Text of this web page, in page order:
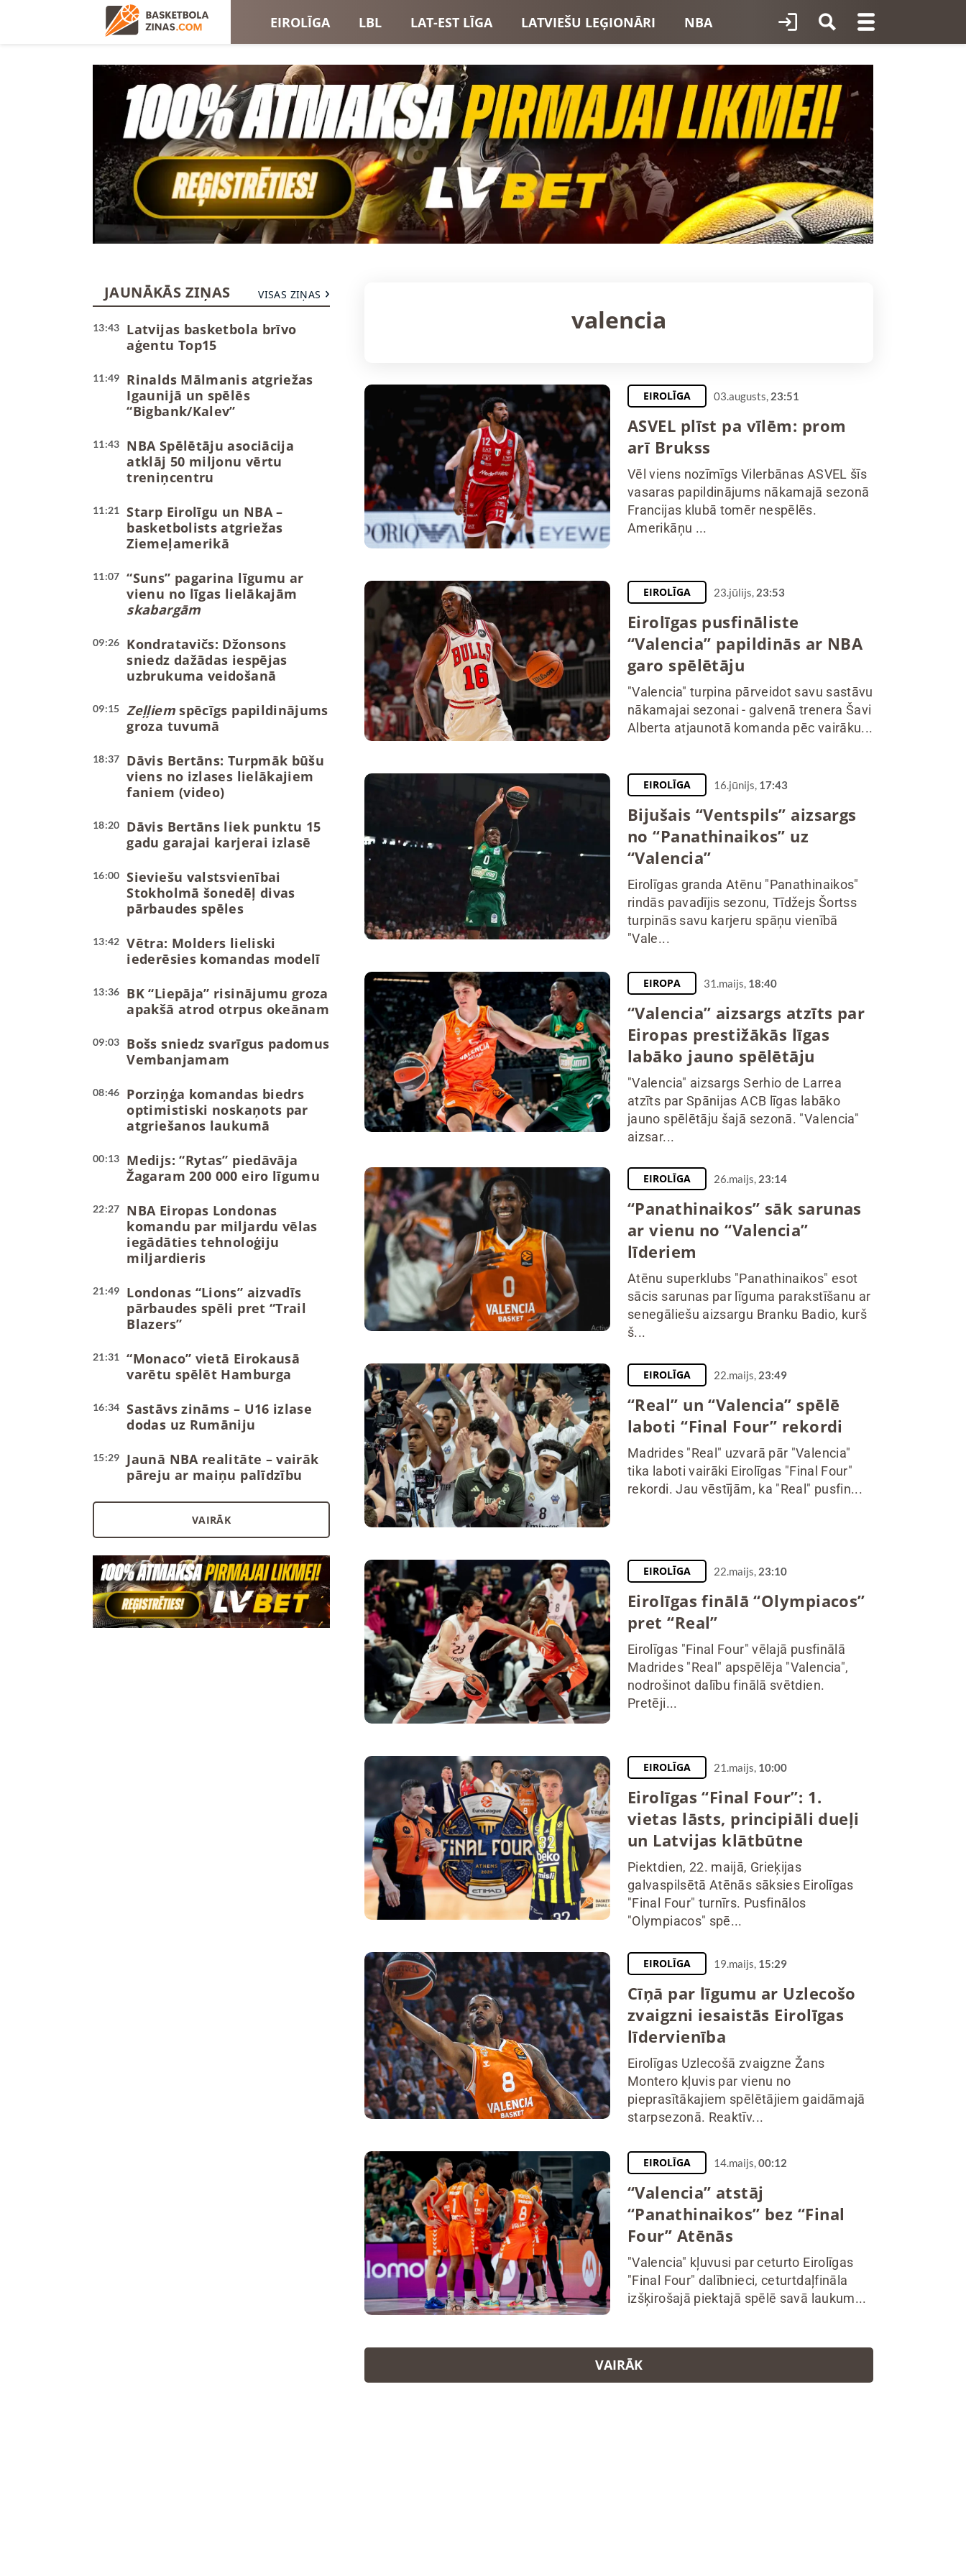
EIROLĪGA LBL LAT-EST LĪGA LATVIEŠU LEĢIONĀRI NBA
EIROKAUSI LATVIJAS IZLASE
JAUNĀKĀS ZIŅAS VISAS ZIŅAS
13:43
Latvijas basketbola brīvo
aģentu Top15
11:49
Rinalds Mālmanis atgriežas
Igaunijā un spēlēs
“Bigbank/Kalev”
11:43
NBA Spēlētāju asociācija
atklāj 50 miljonu vērtu
treniņcentru
11:21
Starp Eirolīgu un NBA –
basketbolists atgriežas
Ziemeļamerikā
11:07
“Suns” pagarina līgumu ar
vienu no līgas lielākajām
skabargām
09:26
Kondratavičs: Džonsons
sniedz dažādas iespējas
uzbrukuma veidošanā
09:15 Zeļļiemspēcīgs papildinājums
groza tuvumā
18:37
Dāvis Bertāns: Turpmāk būšu
viens no izlases lielākajiem
faniem (video)
18:20
Dāvis Bertāns liek punktu 15
gadu garajai karjerai izlasē
16:00
Sieviešu valstsvienībai
Stokholmā šonedēļ divas
pārbaudes spēles
13:42
Vētra: Molders lieliski
iederēsies komandas modelī
13:36
BK “Liepāja” risinājumu groza
apakšā atrod otrpus okeānam
09:03
Bošs sniedz svarīgus padomus
Vembanjamam
08:46
Porziņģa komandas biedrs
optimistiski noskaņots par
atgriešanos laukumā
00:13
Medijs: “Rytas” piedāvāja
Žagaram 200 000 eiro līgumu
22:27
NBA Eiropas Londonas
komandu par miljardu vēlas
iegādāties tehnoloģiju
miljardieris
21:49
Londonas “Lions” aizvadīs
pārbaudes spēli pret “Trail
Blazers”
21:31
“Monaco” vietā Eirokausā
varētu spēlēt Hamburga
16:34
Sastāvs zināms – U16 izlase
dodas uz Rumāniju
15:29
Jaunā NBA realitāte – vairāk
pāreju ar maiņu palīdzību
VAIRĀK
valencia
EIROLĪGA 03.augusts, 23:51
ASVEL plīst pa vīlēm: prom
arī Brukss
Vēl viens nozīmīgs Vilerbānas ASVEL šīs
vasaras papildinājums nākamajā sezonā
Francijas klubā tomēr nespēlēs.
Amerikāņu ...
EIROLĪGA 23.jūlijs, 23:53
Eirolīgas pusfināliste
“Valencia” papildinās ar NBA
garo spēlētāju
"Valencia" turpina pārveidot savu sastāvu
nākamajai sezonai - galvenā trenera Šavi
Alberta atjaunotā komanda pēc vairāku...
EIROLĪGA 16.jūnijs, 17:43
Bijušais “Ventspils” aizsargs
no “Panathinaikos” uz
“Valencia”
Eirolīgas granda Atēnu "Panathinaikos"
rindās pavadījis sezonu, Tīdžejs Šortss
turpinās savu karjeru spāņu vienībā
"Vale...
EIROPA 31.maijs, 18:40
“Valencia” aizsargs atzīts par
Eiropas prestižākās līgas
labāko jauno spēlētāju
"Valencia" aizsargs Serhio de Larrea
atzīts par Spānijas ACB līgas labāko
jauno spēlētāju šajā sezonā. "Valencia"
aizsar...
EIROLĪGA 26.maijs, 23:14
“Panathinaikos” sāk sarunas
ar vienu no “Valencia”
līderiem
Atēnu superklubs "Panathinaikos" esot
sācis sarunas par līguma parakstīšanu ar
senegāliešu aizsargu Branku Badio, kurš
š...
EIROLĪGA 22.maijs, 23:49
“Real” un “Valencia” spēlē
laboti “Final Four” rekordi
Madrides "Real" uzvarā pār "Valencia"
tika laboti vairāki Eirolīgas "Final Four"
rekordi. Jau vēstījām, ka "Real" pusfin...
EIROLĪGA 22.maijs, 23:10
Eirolīgas finālā “Olympiacos”
pret “Real”
Eirolīgas "Final Four" vēlajā pusfinālā
Madrides "Real" apspēlēja "Valencia",
nodrošinot dalību finālā svētdien.
Pretēji...
EIROLĪGA 21.maijs, 10:00
Eirolīgas “Final Four”: 1.
vietas lāsts, principiāli dueļi
un Latvijas klātbūtne
Piektdien, 22. maijā, Grieķijas
galvaspilsētā Atēnās sāksies Eirolīgas
"Final Four" turnīrs. Pusfinālos
"Olympiacos" spē...
EIROLĪGA 19.maijs, 15:29
Cīņā par līgumu ar Uzlecošo
zvaigzni iesaistās Eirolīgas
līdervienība
Eirolīgas Uzlecošā zvaigzne Žans
Montero kļuvis par vienu no
pieprasītākajiem spēlētājiem gaidāmajā
starpsezonā. Reaktīv...
EIROLĪGA 14.maijs,00:12
“Valencia” atstāj
“Panathinaikos” bez “Final
Four” Atēnās
"Valencia" kļuvusi par ceturto Eirolīgas
"Final Four" dalībnieci, ceturtdaļfināla
izšķirošajā piektajā spēlē savā laukum...
VAIRĀK